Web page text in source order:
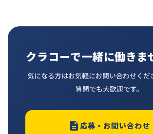
クラコーで一緒に働きま
気になる方はお気軽にお問い合わせくだ
質問でも大歓迎です。
応募・お問い合わせ